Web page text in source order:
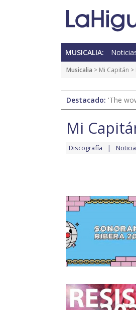
MUSICALIA:
Musicalia > Mi Capitán >
Destacado: 'The
Mi
Discografía